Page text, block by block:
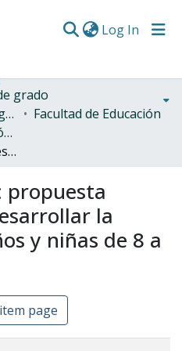
Log In
grado
Trabajos de Grado (Pregrado)
Facultad de Educación
Licenciatura en Educación Infantil
Abraza tu alma : propuesta didáctica para desarrollar la resiliencia en niños y niñas de 8 a 12 años.
propuesta
la
y niñas de 8 a
page